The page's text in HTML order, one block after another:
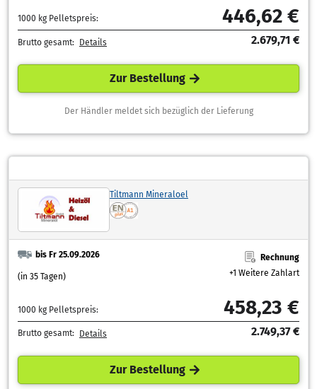
1000 kg Pelletspreis: 446,62 €
Brutto gesamt: Details 2.679,71 €
Zur Bestellung
Der Händler meldet sich bezüglich der Lieferung
Tiltmann Mineraloel
bis Fr 25.09.2026
(in 35 Tagen)
Rechnung
+1 Weitere Zahlart
1000 kg Pelletspreis: 458,23 €
Brutto gesamt: Details 2.749,37 €
Zur Bestellung